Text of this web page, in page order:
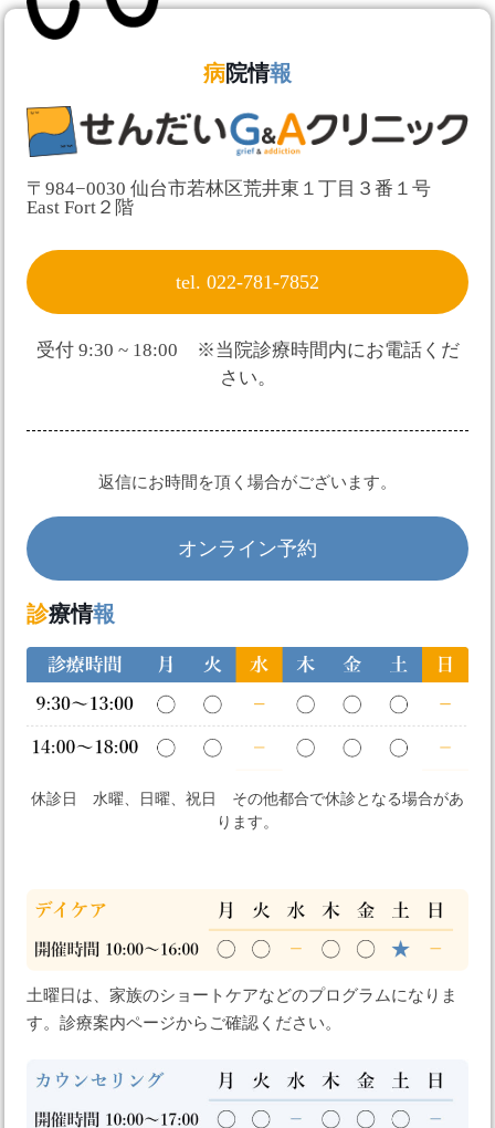
病院情報
〒984−0030 仙台市若林区荒井東１丁目３番１号
East Fort２階
tel. 022-781-7852
受付 9:30 ~ 18:00 ※当院診療時間内にお電話くだ
さい。
返信にお時間を頂く場合がございます。
オンライン予約
診療情報
休診日 水曜、日曜、祝日 その他都合で休診となる場合があ
ります。
土曜日は、家族のショートケアなどのプログラムになりま
す。診療案内ページからご確認ください。